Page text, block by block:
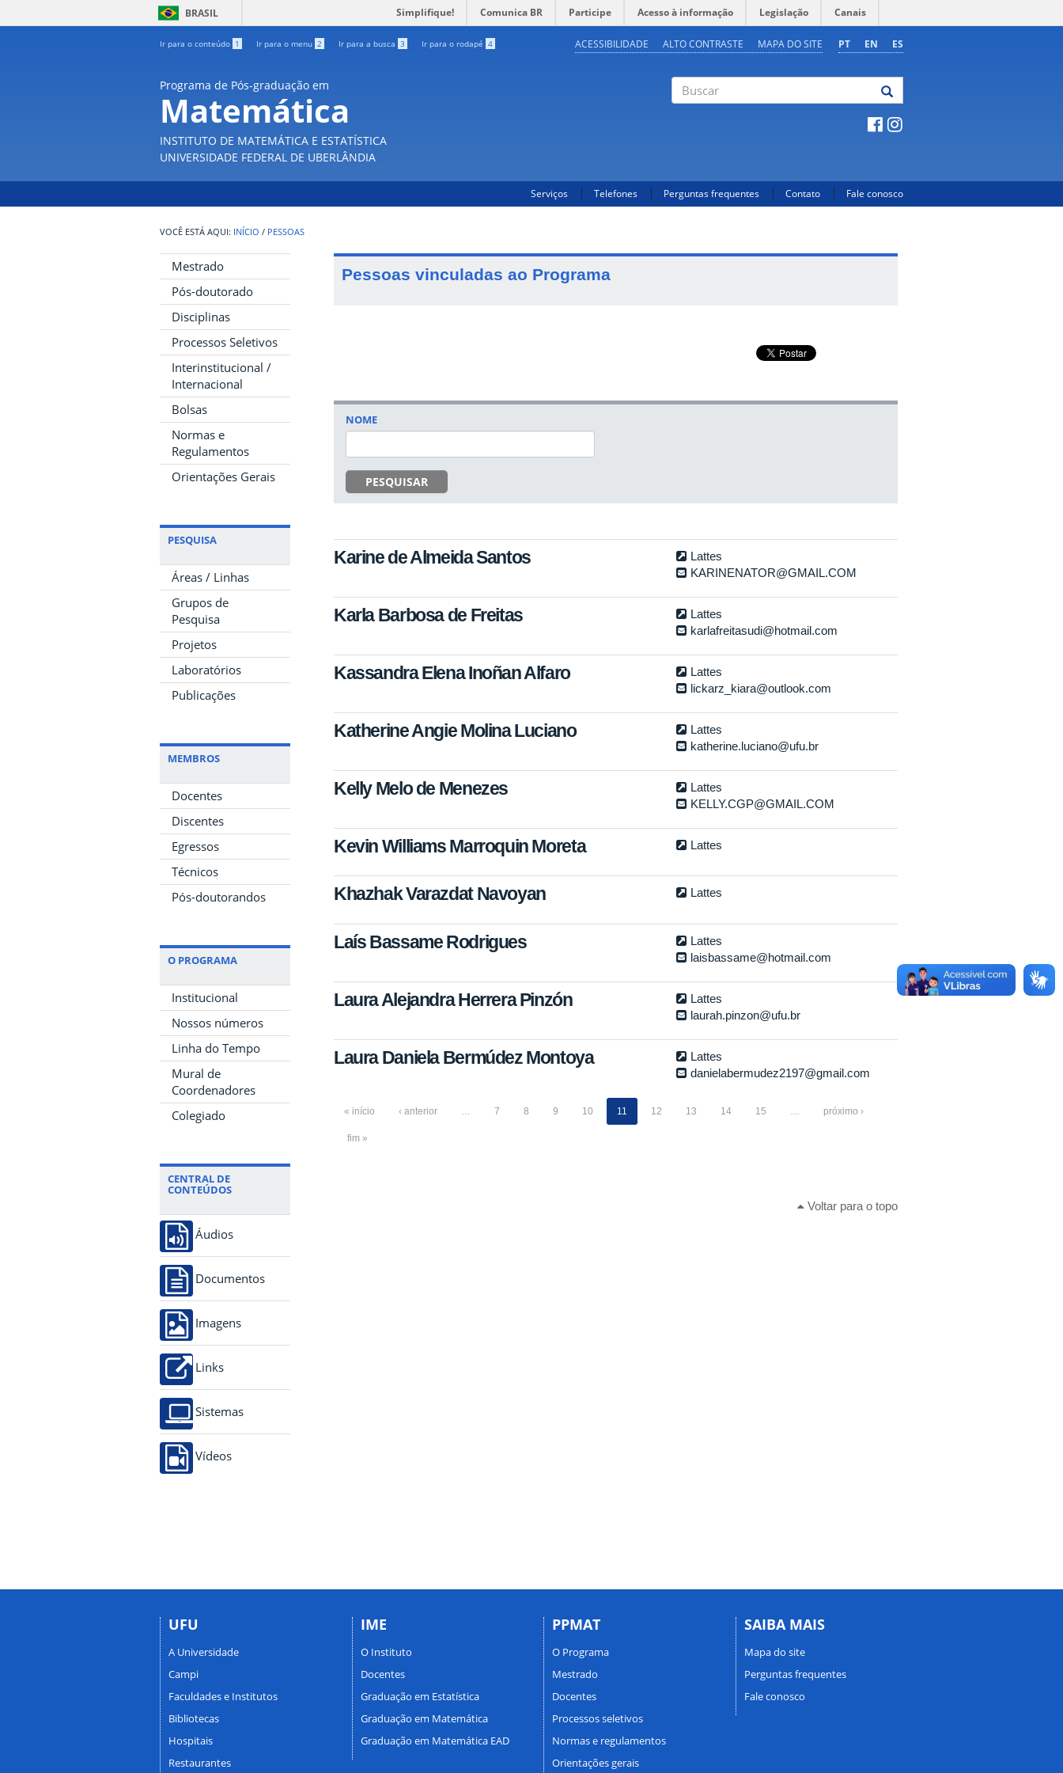
BRASIL Simplifique! Comunica BR Participe Acesso à informação Legislação Canais
Ir para o conteúdo 1 Ir para o menu 2 Ir para a busca 3 Ir para o rodapé 4 PT EN ES
ACESSIBILIDADE ALTO CONTRASTE MAPA DO SITE
Programa de Pós-graduação em
Matemática
INSTITUTO DE MATEMÁTICA E ESTATÍSTICA
UNIVERSIDADE FEDERAL DE UBERLÂNDIA
Serviços Telefones Perguntas frequentes Contato Fale conosco
INÍCIO / PESSOAS
Mestrado
Pós-doutorado
Disciplinas
Processos Seletivos
Interinstitucional /
Internacional
Bolsas
Normas e
Regulamentos
Orientações Gerais
PESQUISA
Áreas / Linhas
Grupos de
Pesquisa
Projetos
Laboratórios
Publicações
MEMBROS
Docentes
Discentes
Egressos
Técnicos
Pós-doutorandos
O PROGRAMA
Institucional
Nossos números
Linha do Tempo
Mural de
Coordenadores
Colegiado
CENTRAL DE
CONTEÚDOS
Áudios
Documentos
Imagens
Links
Sistemas
Vídeos
Pessoas vinculadas ao Programa
NOME
PESQUISAR
Karine de Almeida Santos Lattes
KARINENATOR@GMAIL.COM
Karla Barbosa de Freitas Lattes
karlafreitasudi@hotmail.com
Kassandra Elena Inoñan Alfaro Lattes
lickarz_kiara@outlook.com
Katherine Angie Molina Luciano Lattes
katherine.luciano@ufu.br
Kelly Melo de Menezes Lattes
KELLY.CGP@GMAIL.COM
Kevin Williams Marroquin Moreta Lattes
Khazhak Varazdat Navoyan Lattes
Laís Bassame Rodrigues Lattes
laisbassame@hotmail.com
Laura Alejandra Herrera Pinzón Lattes
laurah.pinzon@ufu.br
Laura Daniela Bermúdez Montoya Lattes
danielabermudez2197@gmail.com
« início ‹ anterior 7 8 9 10 11 12 13 14 15 próximo ›
fim »
Voltar para o topo
UFU
A Universidade
Campi
Faculdades e Institutos
Bibliotecas
Hospitais
Restaurantes
IME
O Instituto
Docentes
Graduação em Estatística
Graduação em Matemática
Graduação em Matemática EAD
PPMAT
O Programa
Mestrado
Docentes
Processos seletivos
Normas e regulamentos
Orientações gerais
SAIBA MAIS
Mapa do site
Perguntas frequentes
Fale conosco